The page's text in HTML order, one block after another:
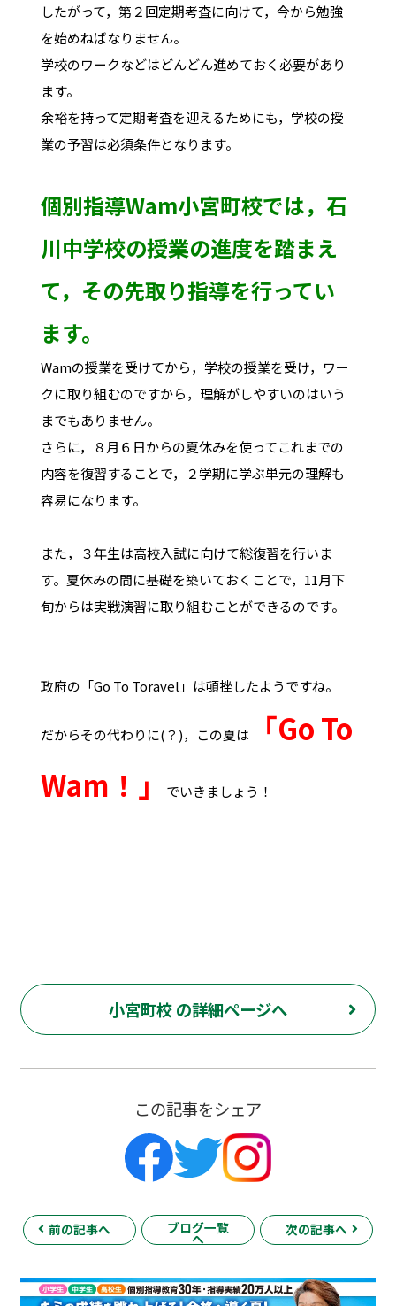
したがって，第２回定期考査に向けて，今から勉強
を始めねばなりません。
学校のワークなどはどんどん進めておく必要があり
ます。
余裕を持って定期考査を迎えるためにも，学校の授
業の予習は必須条件となります。
個別指導Wam小宮町校では，石
川中学校の授業の進度を踏まえ
て，その先取り指導を行ってい
ます。
Wamの授業を受けてから，学校の授業を受け，ワー
クに取り組むのですから，理解がしやすいのはいう
までもありません。
さらに，８月６日からの夏休みを使ってこれまでの
内容を復習することで，２学期に学ぶ単元の理解も
容易になります。
また，３年生は高校入試に向けて総復習を行いま
す。夏休みの間に基礎を築いておくことで，11月下
旬からは実戦演習に取り組むことができるのです。
政府の「Go To Toravel」は頓挫したようですね。
だからその代わりに(？)，この夏は
「Go To
Wam！」
でいきましょう！
小宮町校 の詳細ページへ
この記事をシェア
前の記事へ ブログ一覧
へ
次の記事へ